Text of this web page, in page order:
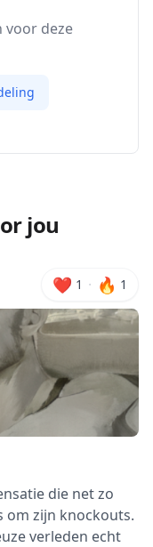
voor deze
jou
❤️ 1 · 🔥 1
die net zo
om zijn knockouts.
verleden echt